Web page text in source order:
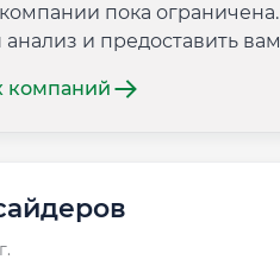
пока
и предоставить
компаний